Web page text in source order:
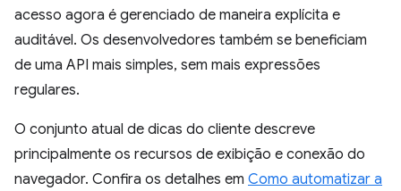
acesso agora é gerenciado de maneira explícita e
auditável. Os desenvolvedores também se beneficiam
de uma API mais simples, sem mais expressões
regulares.
O conjunto atual de dicas do cliente descreve
principalmente os recursos de exibição e conexão do
navegador. Confira os detalhes em Como automatizar a